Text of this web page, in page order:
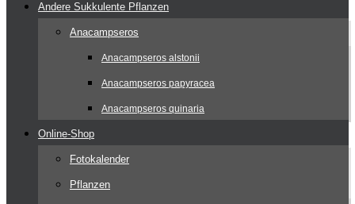
Andere Sukkulente Pflanzen
Anacampseros
Anacampseros alstonii
Anacampseros papyracea
Anacampseros quinaria
Online-Shop
Fotokalender
Pflanzen